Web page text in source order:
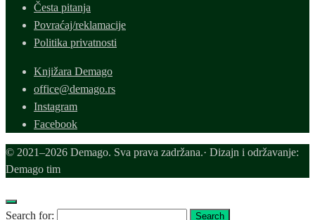
Česta pitanja
Povraćaj/reklamacije
Politika privatnosti
Knjižara Demago
office@demago.rs
Instagram
Facebook
© 2021–2026 Demago. Sva prava zadržana.· Dizajn i održavanje:
Demago tim
Search for: Search